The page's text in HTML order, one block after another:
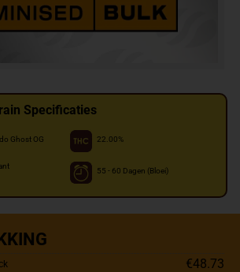
Specificaties
Ghost OG 22.00%
55 - 60 Dagen (Bloei)
€48.73